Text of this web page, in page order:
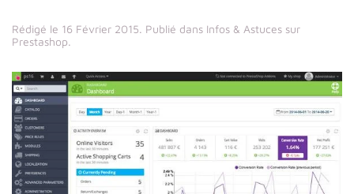
Rédigé le 16 Février 2015. Publié dans Infos & Astuces sur
Prestashop.